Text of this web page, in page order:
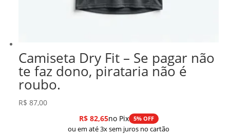
Camiseta Dry Fit – Se pagar não
te faz dono, pirataria não é
roubo.
R$ 87,00
R$82,65no Pix 5% OFF
ou em até 3x sem juros no cartão